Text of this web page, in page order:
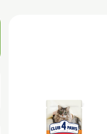
для кліток
акваріума